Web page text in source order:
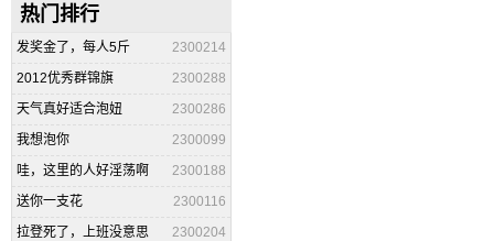
热门排行
2300214
发奖金了，每人5斤
2300288
2012优秀群锦旗
2300286
天气真好适合泡妞
2300099
我想泡你
2300188
哇，这里的人好淫荡啊
2300116
送你一支花
2300204
拉登死了，上班没意思